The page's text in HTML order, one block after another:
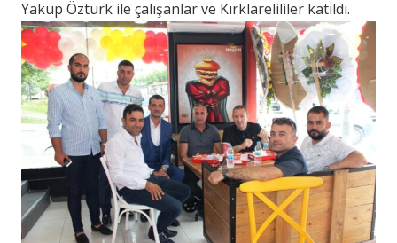
Yakup Öztürk ile çalışanlar ve Kırklarelililer katıldı.